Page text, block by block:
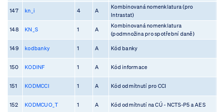
147 kn_i 4 A
Kombinovaná nomenklatura (pro
Intrastat)
148 KN_S 1 A
Kombinovaná nomenklatura
(podmnožina pro spotřební daně)
149 kodbanky 1 A Kód banky
150 KODINF 1 A Kód informace
151 KODMCCI 1 A Kód odmítnutí pro CCI
152 KODMCUO_T 1 A Kód odmítnutí na CÚ - NCTS-P5 a AES